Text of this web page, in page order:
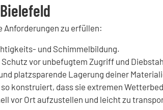
Anforderungen zu erfüllen:
und Schimmelbildung.
vor unbefugtem Zugriff und
platzsparende Lagerung deiner
konstruiert, dass sie extremen
vor Ort aufzustellen und leicht zu